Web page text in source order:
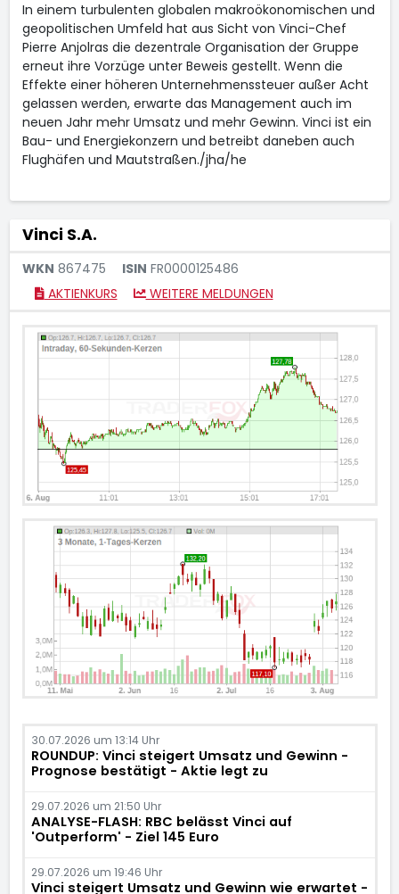
In einem turbulenten globalen makroökonomischen und
geopolitischen Umfeld hat aus Sicht von Vinci-Chef
Pierre Anjolras die dezentrale Organisation der Gruppe
erneut ihre Vorzüge unter Beweis gestellt. Wenn die
Effekte einer höheren Unternehmenssteuer außer Acht
gelassen werden, erwarte das Management auch im
neuen Jahr mehr Umsatz und mehr Gewinn. Vinci ist ein
Bau- und Energiekonzern und betreibt daneben auch
Flughäfen und Mautstraßen./jha/he
Vinci S.A.
WKN 867475 ISIN FR0000125486
AKTIENKURS
WEITERE MELDUNGEN
30.07.2026 um 13:14 Uhr
ROUNDUP: Vinci steigert Umsatz und Gewinn -
Prognose bestätigt - Aktie legt zu
29.07.2026 um 21:50 Uhr
ANALYSE-FLASH: RBC belässt Vinci auf
'Outperform' - Ziel 145 Euro
29.07.2026 um 19:46 Uhr
Vinci steigert Umsatz und Gewinn wie erwartet -